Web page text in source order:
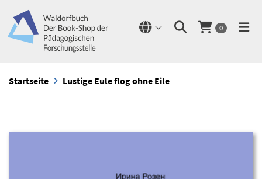
0
Startseite Lustige Eule flog ohne Eile